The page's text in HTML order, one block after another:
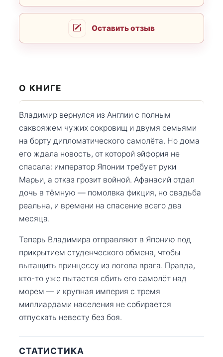
Оставить отзыв
О КНИГЕ
Владимир вернулся из Англии с полным
саквояжем чужих сокровищ и двумя семьями
на борту дипломатического самолёта. Но дома
его ждала новость, от которой эйфория не
спасала: император Японии требует руки
Марьи, а отказ грозит войной. Афанасий отдал
дочь в тёмную — помолвка фикция, но свадьба
реальна, и времени на спасение всего два
месяца.
Теперь Владимира отправляют в Японию под
прикрытием студенческого обмена, чтобы
вытащить принцессу из логова врага. Правда,
кто-то уже пытается сбить его самолёт над
морем — и крупная империя с тремя
миллиардами населения не собирается
отпускать невесту без боя.
СТАТИСТИКА